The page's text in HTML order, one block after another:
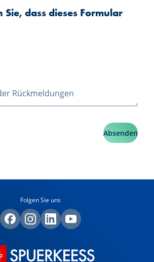
Sie, dass dieses Formular
Absenden
Folgen Sie uns